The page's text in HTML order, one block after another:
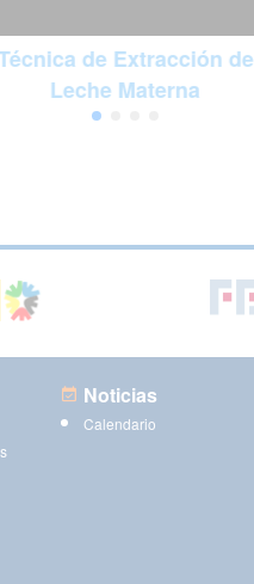
de Extracción de
Leche Materna
Noticias
Calendario